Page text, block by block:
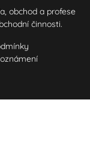
obchod a profese
činnosti.